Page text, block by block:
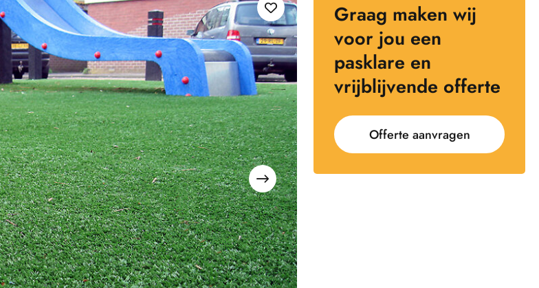
Graag maken wij
voor jou een
pasklare en
vrijblijvende offerte
Offerte aanvragen